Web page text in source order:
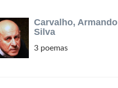
Carvalho, Armando
Silva
3 poemas